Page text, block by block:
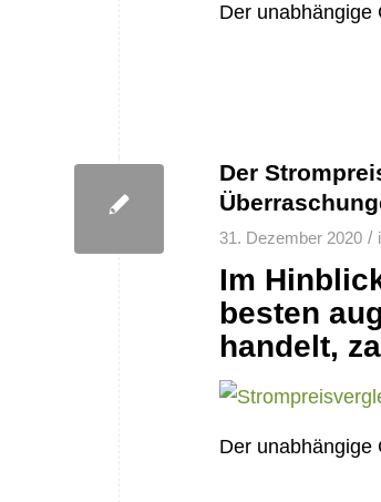
Der
Der
31. Dezember 2020 /
Im
besten
handelt,
Der